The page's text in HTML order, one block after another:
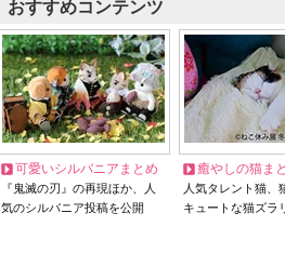
おすすめコンテンツ
可愛いシルバニアまとめ
『鬼滅の刃』の再現ほか、人
気のシルバニア投稿を公開
癒やしの猫ま
人気タレント猫
キュートな猫ズラ